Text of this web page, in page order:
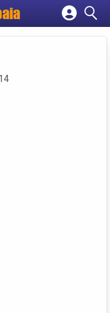
empresa